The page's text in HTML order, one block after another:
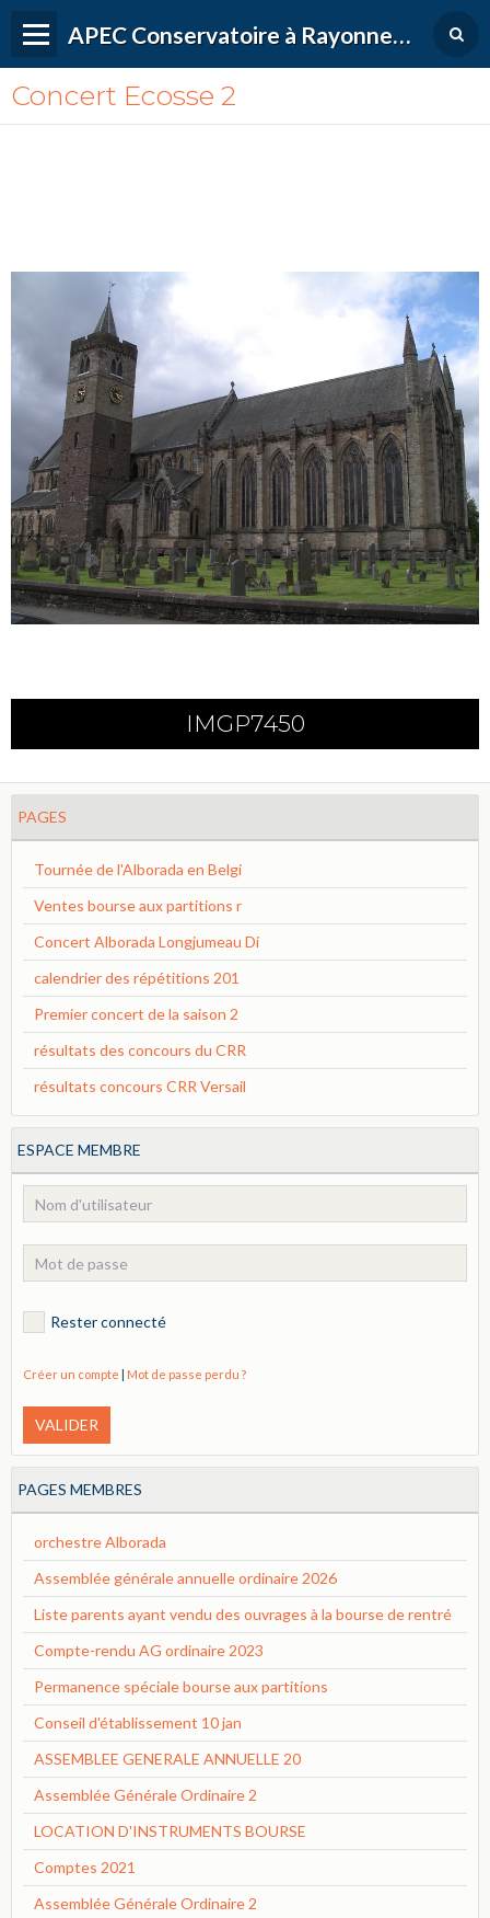
APEC Conservatoire à Rayonnement Régional de Versailles Grand Parc
Concert Ecosse 2
IMGP7450
PAGES
Tournée de l'Alborada en Belgi
Ventes bourse aux partitions r
Concert Alborada Longjumeau Di
calendrier des répétitions 201
Premier concert de la saison 2
résultats des concours du CRR
résultats concours CRR Versail
ESPACE MEMBRE
Rester connecté
Créer un compte | Mot de passe perdu ?
VALIDER
PAGES MEMBRES
orchestre Alborada
Assemblée générale annuelle ordinaire 2026
Liste parents ayant vendu des ouvrages à la bourse de rentré
Compte-rendu AG ordinaire 2023
Permanence spéciale bourse aux partitions
Conseil d'établissement 10 jan
ASSEMBLEE GENERALE ANNUELLE 20
Assemblée Générale Ordinaire 2
LOCATION D'INSTRUMENTS BOURSE
Comptes 2021
Assemblée Générale Ordinaire 2